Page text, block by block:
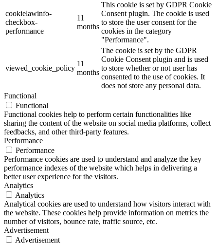
cookielawinfo-
checkbox-
performance
11
months
This cookie is set by GDPR Cookie
Consent plugin. The cookie is used
to store the user consent for the
cookies in the category
"Performance".
viewed_cookie_policy
11
months
The cookie is set by the GDPR
Cookie Consent plugin and is used
to store whether or not user has
consented to the use of cookies. It
does not store any personal data.
Functional
Functional
Functional cookies help to perform certain functionalities like
sharing the content of the website on social media platforms, collect
feedbacks, and other third-party features.
Performance
Performance
Performance cookies are used to understand and analyze the key
performance indexes of the website which helps in delivering a
better user experience for the visitors.
Analytics
Analytics
Analytical cookies are used to understand how visitors interact with
the website. These cookies help provide information on metrics the
number of visitors, bounce rate, traffic source, etc.
Advertisement
Advertisement